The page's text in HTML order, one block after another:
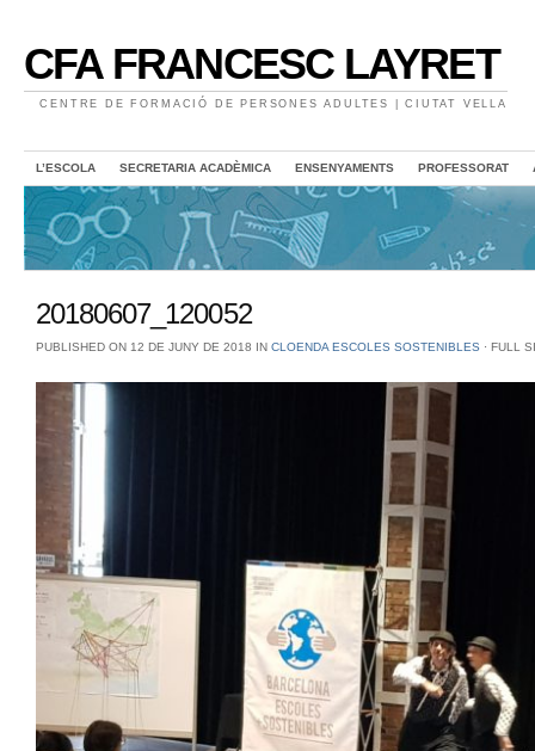
CFA FRANCESC LAYRET
CENTRE DE FORMACIÓ DE PERSONES ADULTES | CIUTAT VELLA
L’ESCOLA SECRETARIA ACADÈMICA ENSENYAMENTS PROFESSORAT
20180607_120052
PUBLISHED ON 12 DE JUNY DE 2018 IN CLOENDA ESCOLES SOSTENIBLES ⋅ FULL